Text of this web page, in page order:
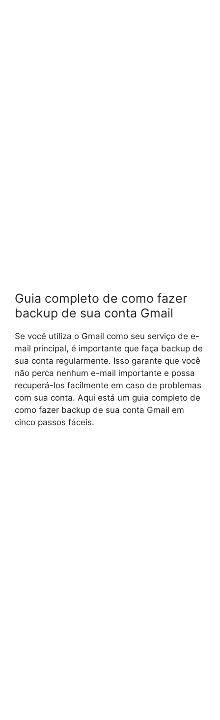
Guia completo de como fazer
backup de sua conta Gmail
Se você utiliza o Gmail como seu serviço de e-
mail principal, é importante que faça backup de
sua conta regularmente. Isso garante que você
não perca nenhum e-mail importante e possa
recuperá-los facilmente em caso de problemas
com sua conta. Aqui está um guia completo de
como fazer backup de sua conta Gmail em
cinco passos fáceis.